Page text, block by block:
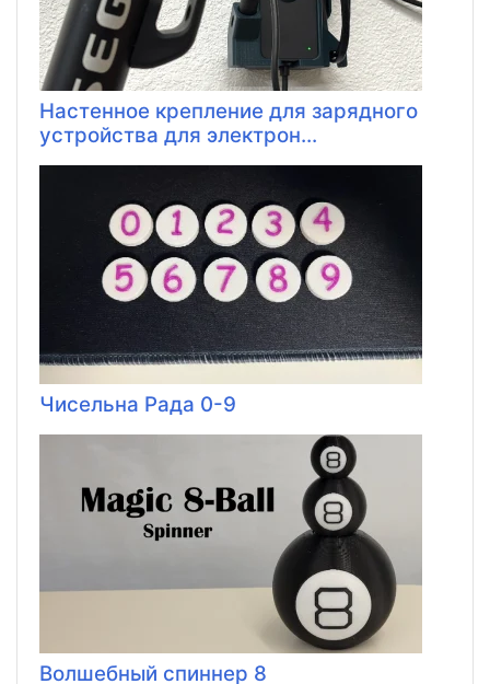
Настенное крепление для зарядного
устройства для электрон...
Чисельна Рада 0-9
Волшебный спиннер 8